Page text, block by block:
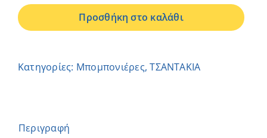
ΛΟΥΛΟΥΔΙ
–
ποσότητα
Προσθήκη στο καλάθι
Κατηγορίες: Μπομπονιέρες,ΤΣΑΝΤΑΚΙΑ
Περιγραφή